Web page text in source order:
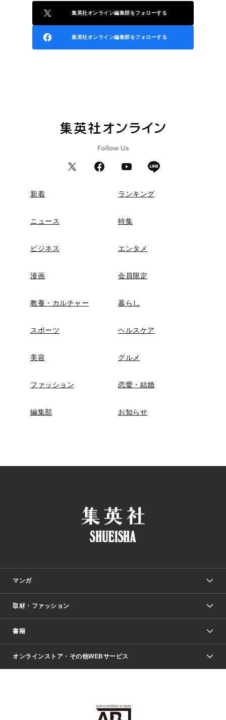
集英社オンライン編集部をフォローする
集英社オンライン編集部をフォローする
新着 ランキング
ニュース 特集
ビジネス エンタメ
漫画 会員限定
教養・カルチャー 暮らし
スポーツ ヘルスケア
美容 グルメ
ファッション 恋愛・結婚
編集部 お知らせ
マンガ
少年マンガ
Vジャンプ
週刊ヤングジャンプ
少女マンガ
取材・ファッション
Seventeen
芸能・情報・スポーツ
書籍
文芸・文庫・総合
ライトノベル・ノベライズ
オンラインストア・その他WEBサービス